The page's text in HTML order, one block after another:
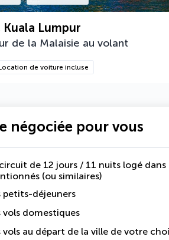
Kuala Lumpur
de la Malaisie au volant
de voiture incluse
négociée pour vous
de 12 jours / 11 nuits logé
(ou similaires)
petits-déjeuners
vols domestiques
vols au départ de la ville de votre